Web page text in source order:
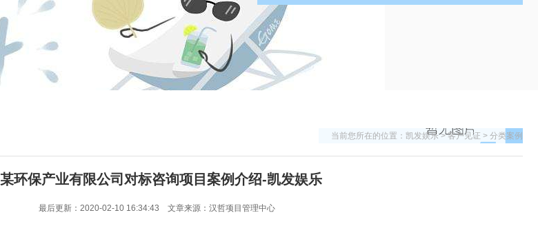
当前您所在的位置： 凯发娱乐>客户见证 > 分类案例
某环保产业有限公司对标咨询项目案例介绍-凯发娱乐
最后更新：2020-02-10 16:34:43 文章来源：汉哲项目管理中心